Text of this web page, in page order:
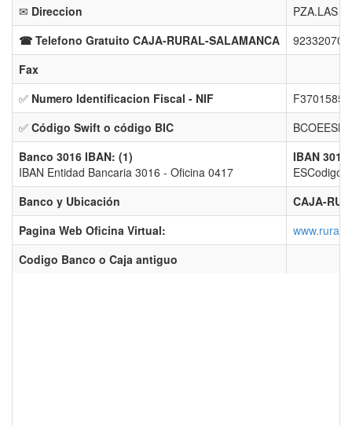
✉ Direccion
PZA.LAS
☎ Telefono Gratuito CAJA-RURAL-SALAMANCA
Fax
✅ Numero Identificacion Fiscal - NIF
✅ Código Swift o código BIC
Banco 3016 IBAN: (1)
IBAN Entidad Bancaria 3016 - Oficina 0417
IBAN 3016
ESCodigo
Banco y Ubicación
CAJA-
Pagina Web Oficina Virtual:
Codigo Banco o Caja antiguo